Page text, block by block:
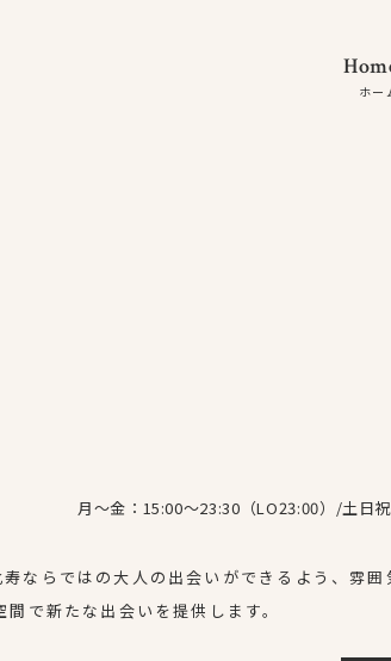
ホー
月〜金：15:00〜23:30（LO23:00）/土日
ならではの大人の出会いができるよう、雰
で新たな出会いを提供します。